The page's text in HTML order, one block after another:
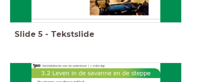
Slide 5 - Tekstslide